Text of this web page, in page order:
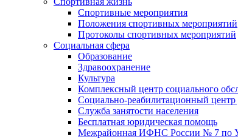
Спортивные мероприятия
Положения спортивных мероприятий
Протоколы спортивных мероприятий
Социальная сфера
Образование
Здравоохранение
Культура
Комплексный центр социального
Социально-реабилитационный
Служба занятости населения
Бесплатная юридическая помощь
Межрайонная ИФНС России № 7 по